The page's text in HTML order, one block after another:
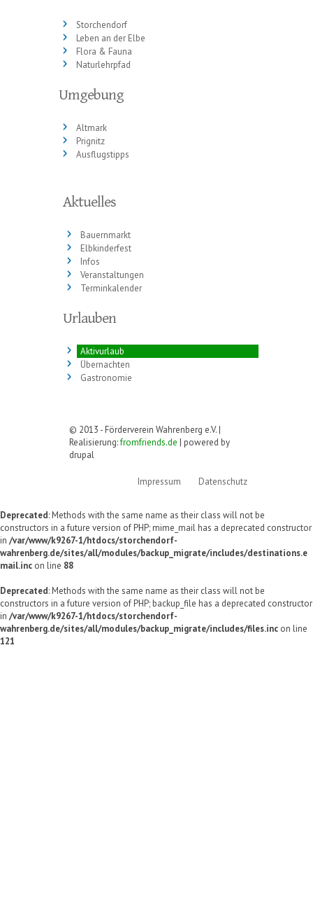
Storchendorf
Leben an der Elbe
Flora & Fauna
Naturlehrpfad
Umgebung
Altmark
Prignitz
Ausflugstipps
Aktuelles
Bauernmarkt
Elbkinderfest
Infos
Veranstaltungen
Terminkalender
Urlauben
Aktivurlaub
Übernachten
Gastronomie
© 2013 - Förderverein Wahrenberg e.V. |
Realisierung:fromfriends.de | powered by
drupal
Datenschutz
Impressum
Deprecated: Methods with the same name as their class will not be
constructors in a future version of PHP; mime_mail has a deprecated constructor
in /var/www/k9267-1/htdocs/storchendorf-
wahrenberg.de/sites/all/modules/backup_migrate/includes/destinations.e
mail.inc on line 88
Deprecated: Methods with the same name as their class will not be
constructors in a future version of PHP; backup_file has a deprecated constructor
in /var/www/k9267-1/htdocs/storchendorf-
wahrenberg.de/sites/all/modules/backup_migrate/includes/files.inc on line
121